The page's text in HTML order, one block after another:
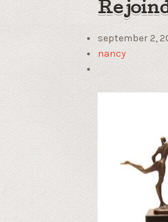
september 2,
nancy